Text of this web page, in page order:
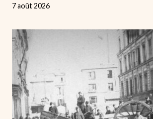
7 août 2026